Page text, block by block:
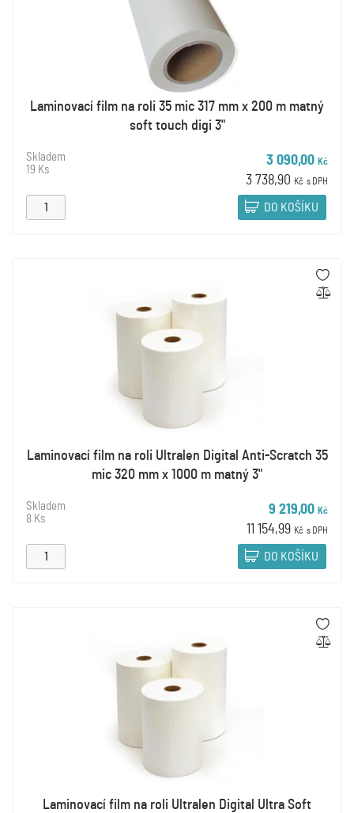
Laminovací film na roli 35 mic 317 mm x 200 m matný
soft touch digi 3"
Skladem
19 Ks
3 090,00 Kč
3 738,90 Kč s DPH
DO KOŠÍKU
Laminovací film na roli Ultralen Digital Anti-Scratch 35
mic 320 mm x 1000 m matný 3"
Skladem
8 Ks
9 219,00 Kč
11 154,99 Kč s DPH
DO KOŠÍKU
Laminovací film na roli Ultralen Digital Ultra Soft